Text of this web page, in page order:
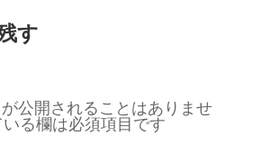
す
公開されることはありませ
る欄は必須項目です